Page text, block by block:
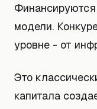
Финансируются
модели.
уровне - от
Это
капитала